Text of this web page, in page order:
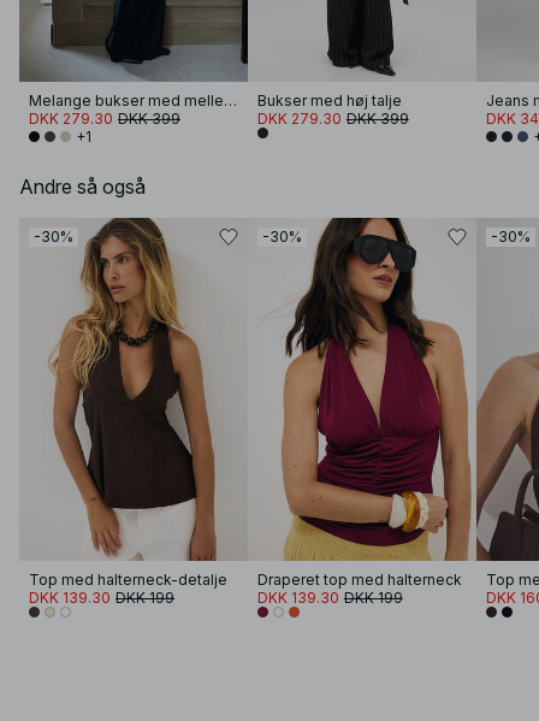
Melange bukser med mellemhøj talje
DKK 279.30 DKK 399
+1
Bukser med høj talje
DKK 279.30 DKK 399
Jeans
DKK
Andre så også
-30%
Top med halterneck-detalje
DKK 139.30 DKK 199
-30%
Draperet top med halterneck
DKK 139.30 DKK 199
-30%
Top
DKK